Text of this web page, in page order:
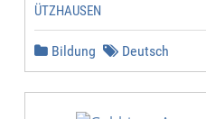
ÜTZHAUSEN
Bildung Deutsch